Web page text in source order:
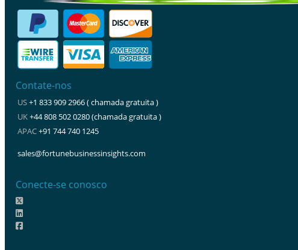
Contate-nos
US+1 833 909 2966 ( chamada gratuita )
UK+44 808 502 0280 (chamada gratuita )
APAC+91 744 740 1245
sales@fortunebusinessinsights.com
Conecte-se conosco